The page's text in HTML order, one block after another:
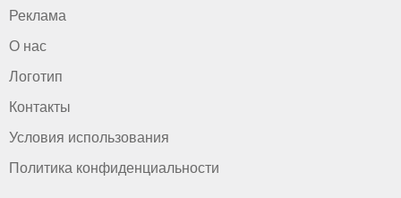
Реклама
О нас
Логотип
Контакты
Условия использования
Политика конфиденциальности